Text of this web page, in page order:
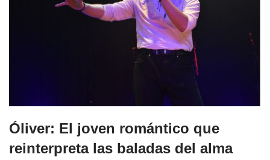
Óliver: El joven romántico que
reinterpreta las baladas del alma